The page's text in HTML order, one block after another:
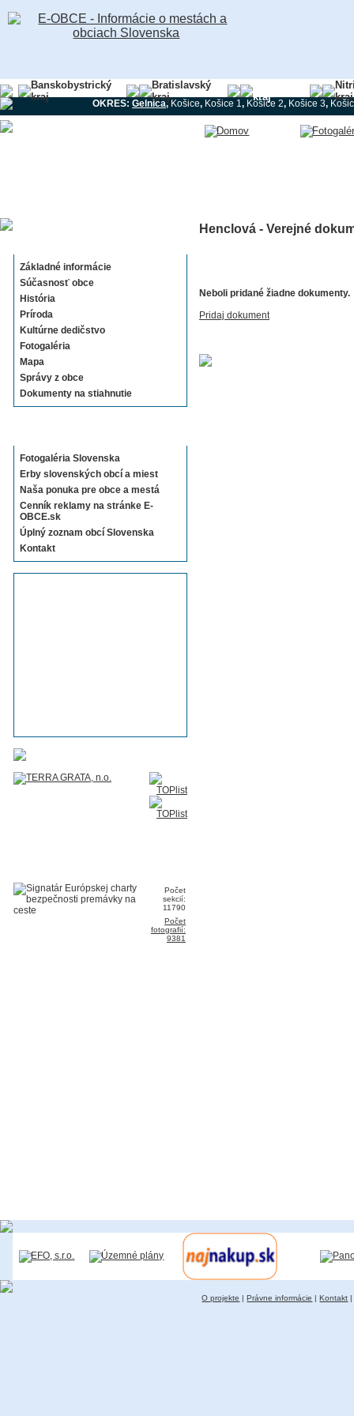
Banskobystrický
kraj
Bratislavský
kraj
kraj
kraj
OKRES: Gelnica, Košice, Košice 1, Košice 2, Košice 3,
Základné informácie
Súčasnosť obce
História
Príroda
Kultúrne dedičstvo
Fotogaléria
Mapa
Správy z obce
Dokumenty na stiahnutie
Fotogaléria Slovenska
Erby slovenských obcí a miest
Naša ponuka pre obce a mestá
Cenník reklamy na stránke E-
OBCE.sk
Úplný zoznam obcí Slovenska
Kontakt
Počet
sekcií:
11790
Počet
fotografií:
9381
Henclová - Verejné
Neboli pridané žiadne dokumenty.
Pridaj dokument
O projekte |Právne informácie |Kontakt